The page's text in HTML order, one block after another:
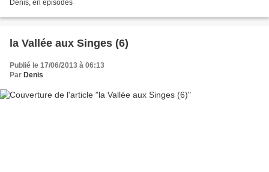
Denis, en épisodes
la Vallée aux Singes (6)
Publié le 17/06/2013 à 06:13
Par Denis